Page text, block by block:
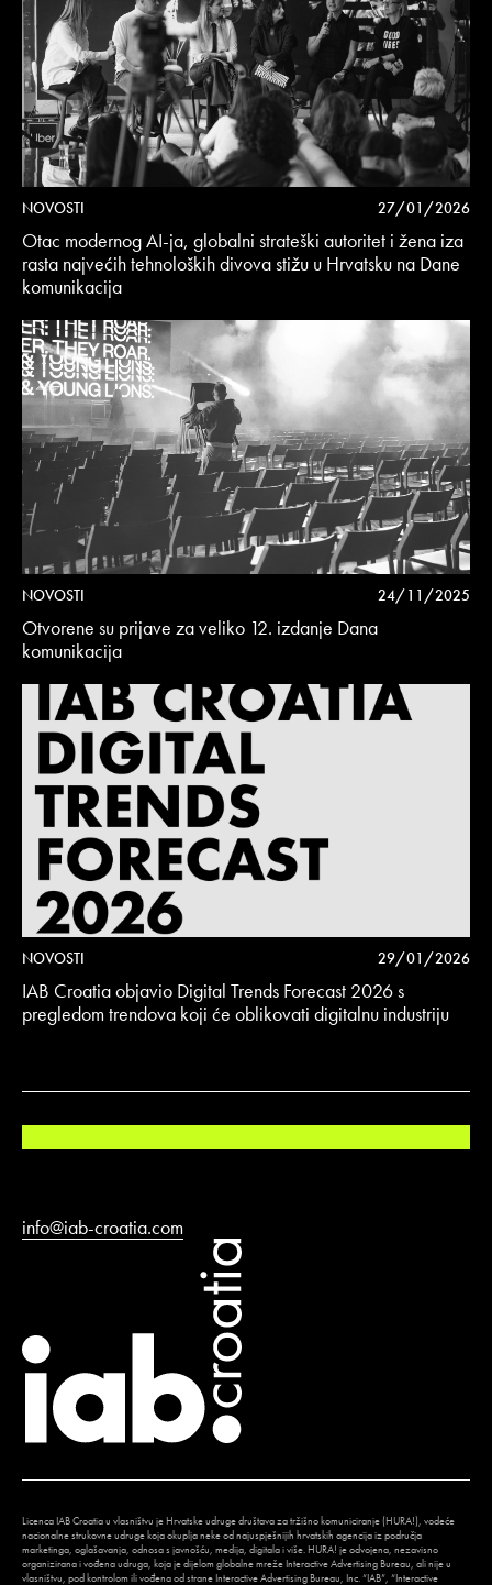
NOVOSTI 27/01/2026
Otac modernog AI-ja, globalni strateški autoritet i žena iza
rasta najvećih tehnoloških divova stižu u Hrvatsku na Dane
komunikacija
NOVOSTI 24/11/2025
Otvorene su prijave za veliko 12. izdanje Dana
komunikacija
NOVOSTI 29/01/2026
IAB Croatia objavio Digital Trends Forecast 2026 s
pregledom trendova koji će oblikovati digitalnu industriju
info@iab-croatia.com
Licenca IAB Croatia u vlasništvu je Hrvatske udruge društava za tržišno komuniciranje (HURA!), vodeće
nacionalne strukovne udruge koja okuplja neke od najuspješnijih hrvatskih agencija iz područja
marketinga, oglašavanja, odnosa s javnošću, medija, digitala i više. HURA! je odvojena, nezavisno
organizirana i vođena udruga, koja je dijelom globalne mreže Interactive Advertising Bureau, ali nije u
vlasništvu, pod kontrolom ili vođena od strane Interactive Advertising Bureau, Inc. “IAB”, “Interactive